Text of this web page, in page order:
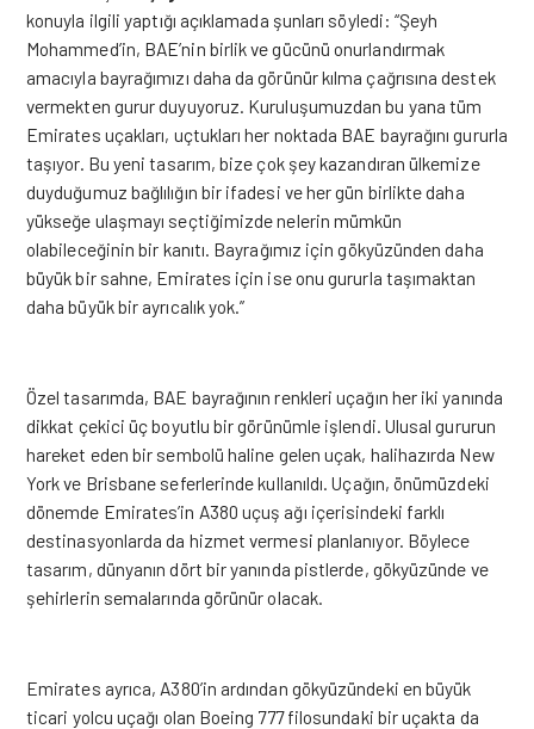
konuyla ilgili yaptığı açıklamada şunları söyledi: “Şeyh
Mohammed’in, BAE’nin birlik ve gücünü onurlandırmak
amacıyla bayrağımızı daha da görünür kılma çağrısına destek
vermekten gurur duyuyoruz. Kuruluşumuzdan bu yana tüm
Emirates uçakları, uçtukları her noktada BAE bayrağını gururla
taşıyor. Bu yeni tasarım, bize çok şey kazandıran ülkemize
duyduğumuz bağlılığın bir ifadesi ve her gün birlikte daha
yükseğe ulaşmayı seçtiğimizde nelerin mümkün
olabileceğinin bir kanıtı. Bayrağımız için gökyüzünden daha
büyük bir sahne, Emirates için ise onu gururla taşımaktan
daha büyük bir ayrıcalık yok.”
Özel tasarımda, BAE bayrağının renkleri uçağın her iki yanında
dikkat çekici üç boyutlu bir görünümle işlendi. Ulusal gururun
hareket eden bir sembolü haline gelen uçak, halihazırda New
York ve Brisbane seferlerinde kullanıldı. Uçağın, önümüzdeki
dönemde Emirates’in A380 uçuş ağı içerisindeki farklı
destinasyonlarda da hizmet vermesi planlanıyor. Böylece
tasarım, dünyanın dört bir yanında pistlerde, gökyüzünde ve
şehirlerin semalarında görünür olacak.
Emirates ayrıca, A380’in ardından gökyüzündeki en büyük
ticari yolcu uçağı olan Boeing 777 filosundaki bir uçakta da